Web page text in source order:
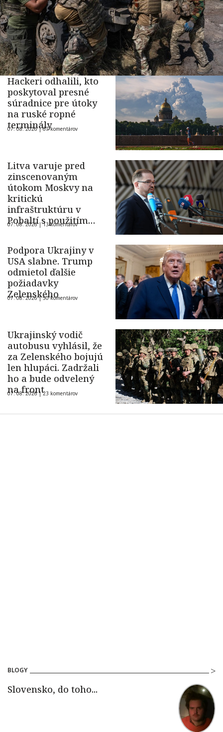
Hackeri odhalili, kto
poskytoval presné
súradnice pre útoky
na ruské ropné
terminály
07. 08. 2026 |67 komentárov
Litva varuje pred
zinscenovaným
útokom Moskvy na
kritickú
infraštruktúru v
Pobaltí s použitím
ukrajinského dronu
07. 08. 2026 |13 komentárov
Podpora Ukrajiny v
USA slabne. Trump
odmietol ďalšie
požiadavky
Zelenského
07. 08. 2026 |50 komentárov
Ukrajinský vodič
autobusu vyhlásil, že
za Zelenského bojujú
len hlupáci. Zadržali
ho a bude odvelený
na front
07. 08. 2026 |23 komentárov
BLOGY